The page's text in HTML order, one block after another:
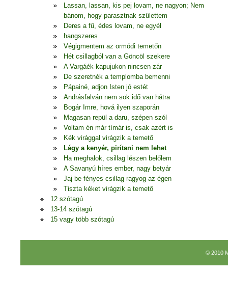
Lassan, lassan, kis pej lovam, ne nagyon; Nem
bánom, hogy parasztnak születtem
Deres a fű, édes lovam, ne egyél
hangszeres
Végigmentem az ormódi temetőn
Hét csillagból van a Göncöl szekere
A Vargáék kapujukon nincsen zár
De szeretnék a templomba bemenni
Pápainé, adjon Isten jó estét
Andrásfalván nem sok idő van hátra
Bogár Imre, hová ilyen szaporán
Magasan repül a daru, szépen szól
Voltam én már tímár is, csak azért is
Kék virággal virágzik a temető
Lágy a kenyér, pirítani nem lehet
Ha meghalok, csillag lészen belőlem
A Savanyú híres ember, nagy betyár
Jaj be fényes csillag ragyog az égen
Tiszta kéket virágzik a temető
12 szótagú
13-14 szótagú
15 vagy több szótagú
© 2010